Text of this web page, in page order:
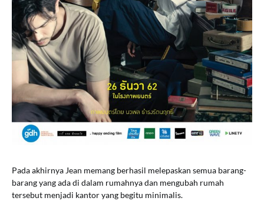
Pada akhirnya Jean memang berhasil melepaskan semua barang-
barang yang ada di dalam rumahnya dan mengubah rumah
tersebut menjadi kantor yang begitu minimalis.